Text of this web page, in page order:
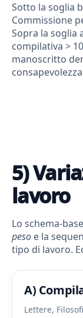
Sotto la soglia
Commissione
Sopra la soglia
compilativa >
manoscritto
5)
lavoro
Lo schema-
peso e la
tipo di lavoro.
A)
Lettere,